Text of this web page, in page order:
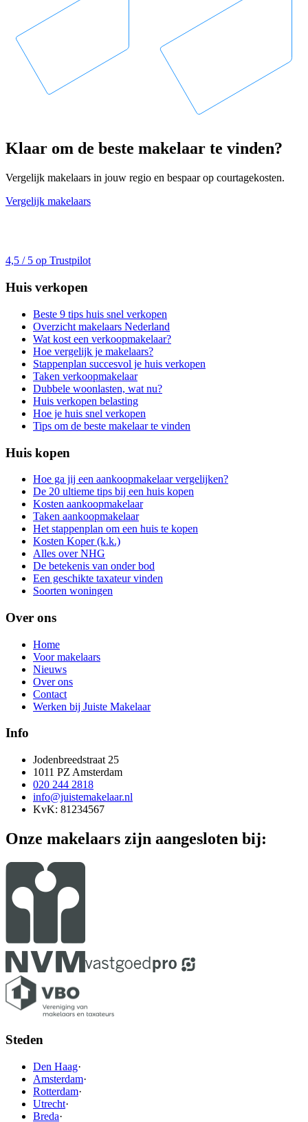
Klaar om de beste makelaar te vinden?
Vergelijk makelaars in jouw regio en bespaar op courtagekosten.
Vergelijk makelaars
4,5 / 5 op Trustpilot
Huis verkopen
Beste 9 tips huis snel verkopen
Overzicht makelaars Nederland
Wat kost een verkoopmakelaar?
Hoe vergelijk je makelaars?
Stappenplan succesvol je huis verkopen
Taken verkoopmakelaar
Dubbele woonlasten, wat nu?
Huis verkopen belasting
Hoe je huis snel verkopen
Tips om de beste makelaar te vinden
Huis kopen
Hoe ga jij een aankoopmakelaar vergelijken?
De 20 ultieme tips bij een huis kopen
Kosten aankoopmakelaar
Taken aankoopmakelaar
Het stappenplan om een huis te kopen
Kosten Koper (k.k.)
Alles over NHG
De betekenis van onder bod
Een geschikte taxateur vinden
Soorten woningen
Over ons
Home
Voor makelaars
Nieuws
Over ons
Contact
Werken bij Juiste Makelaar
Info
Jodenbreedstraat 25
1011 PZ Amsterdam
020 244 2818
info@juistemakelaar.nl
KvK: 81234567
Onze makelaars zijn aangesloten bij:
Steden
Den Haag·
Amsterdam·
Rotterdam·
Utrecht·
Breda·